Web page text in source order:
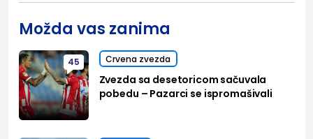
Možda vas zanima
45 Crvena zvezda
Zvezda sa desetoricom sačuvala
pobedu – Pazarci se ispromašivali